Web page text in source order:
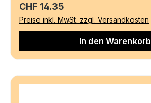
Regulärer Preis:
CHF 14.35
Preise inkl. MwSt. zzgl. Versandkosten
In den Warenkorb